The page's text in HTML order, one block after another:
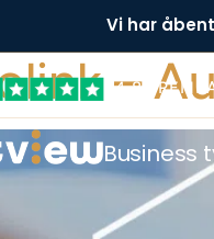
Vi har
+4,8
Business
–